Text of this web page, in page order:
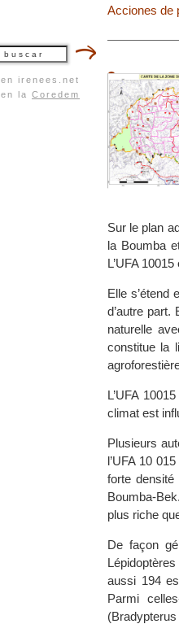
en irenees.net
en la Coredem
Acciones de
Sur le plan
la Boumba
L’UFA
Elle s’étend
d’autre
naturelle
constitue la
L’UFA
climat est
Plusieurs
l’UFA 10
forte densité
Boumba-
plus riche
De façon
aussi 194
Parmi